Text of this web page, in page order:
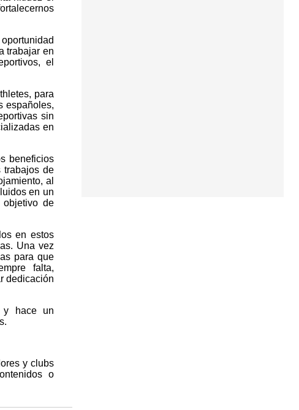
trabajar en
el
para
españoles,
sin
en
beneficios
trabajos de
al
en un
objetivo de
en estos
Una vez
para que
falta,
dedicación
y hace un
y clubs
o